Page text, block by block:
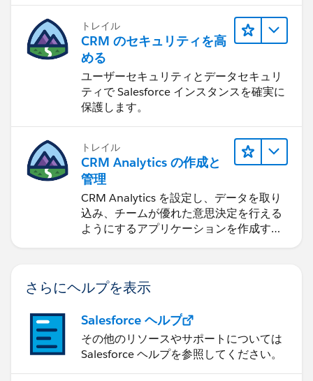
トレイル
CRM のセキュリティを高
める
ユーザーセキュリティとデータセキュリ
ティで Salesforce インスタンスを確実に
保護します。
トレイル
CRM Analytics の作成と
管理
CRM Analytics を設定し、データを取り
込み、チームが優れた意思決定を行える
ようにするアプリケーションを作成する
さらにヘルプを表示
Salesforce ヘルプ
その他のリソースやサポートについては
Salesforce ヘルプを参照してください。